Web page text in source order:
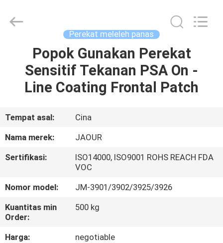
RUMAH
PRODUK
TENTANG
KAMI
TUR
PABRIK
KONTROL
KUALITAS
Adhesive
Products
Perekat meleleh panas
Popok Gunakan Perekat
Sensitif Tekanan PSA On -
Line Coating Frontal Patch
Tempat asal:
Cina
Nama merek:
JAOUR
Sertifikasi:
ISO14000, ISO9001 ROHS REACH FDA
VOC
Nomor model:
JM-3901/3902/3925/3926
Kuantitas min
Order:
500 kg
Harga:
negotiable